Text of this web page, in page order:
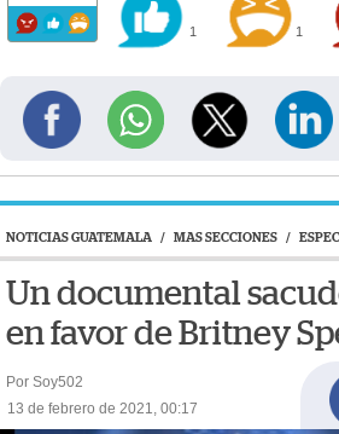
1 1
NOTICIAS GUATEMALA / MAS SECCIONES /
Un documental
en favor de Britney
Por Soy502
13 de febrero de 2021, 00:17